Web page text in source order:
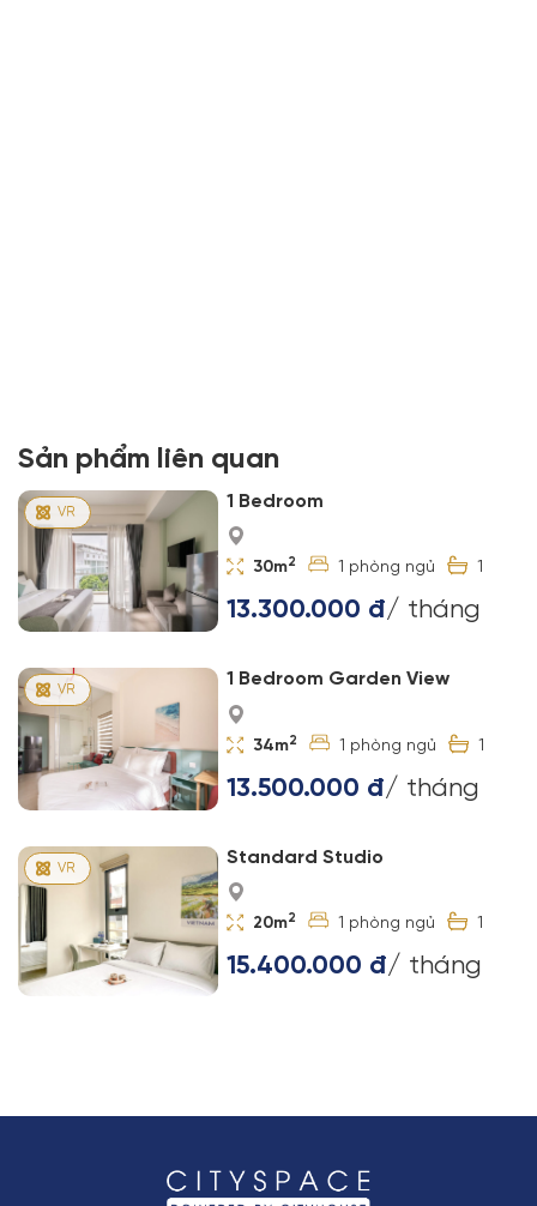
Sản phẩm liên quan
1 Bedroom
30m2 1 1
13.300.000 đ/ tháng
1 Bedroom Garden View
34m2 1 1
13.500.000 đ/ tháng
Standard Studio
20m2 1 1
15.400.000 đ/ tháng